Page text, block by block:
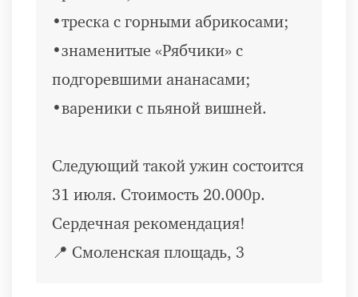
•треска с горными абрикосами;
•знаменитые «Рябчики» с
подгоревшими ананасами;
•вареники с пьяной вишней.
Следующий такой ужин состоится
31 июля. Стоимость 20.000р.
Сердечная рекомендация!
📍 Смоленская площадь, 3